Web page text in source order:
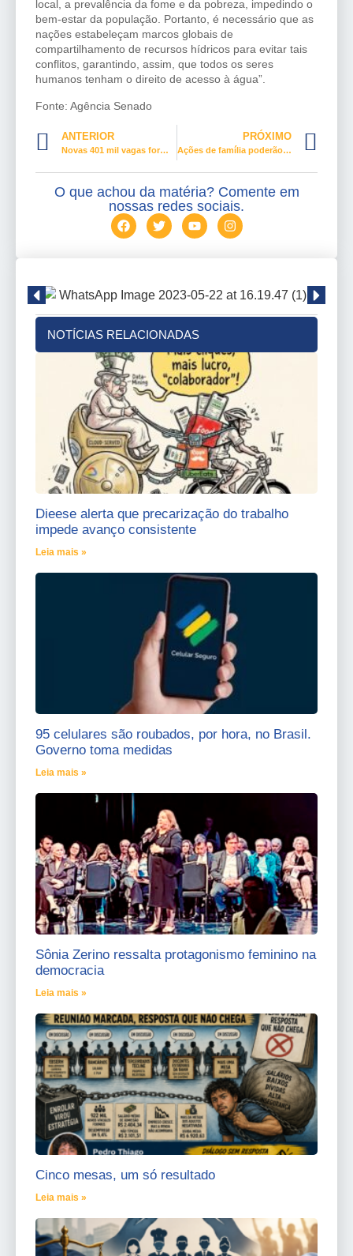
local, a prevalência da fome e da pobreza, impedindo o
bem-estar da população. Portanto, é necessário que as
nações estabeleçam marcos globais de
compartilhamento de recursos hídricos para evitar tais
conflitos, garantindo, assim, que todos os seres
humanos tenham o direito de acesso à água”.
Fonte: Agência Senado
ANTERIOR
Novas 401 mil vagas formais de trabalho foram abertas em fevereiro
PRÓXIMO
Ações de família poderão ser ajuizadas em varas de violência doméstica; texto vai à Câmara
O que achou da matéria? Comente em
nossas redes sociais.
NOTÍCIAS RELACIONADAS
Dieese alerta que precarização do trabalho
impede avanço consistente
Leia mais »
95 celulares são roubados, por hora, no Brasil.
Governo toma medidas
Leia mais »
Sônia Zerino ressalta protagonismo feminino na
democracia
Leia mais »
Cinco mesas, um só resultado
Leia mais »